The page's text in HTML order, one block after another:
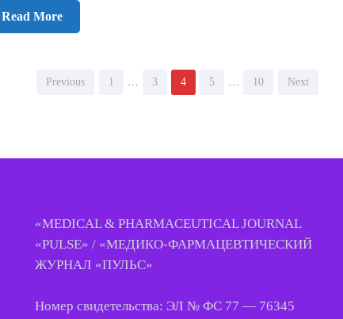
Read More
Previous Page
1 … Page
3 Page
4 Page
5 … Page
10 Next
«MEDICAL & PHARMACEUTICAL JOURNAL
«PULSE» / «МЕДИКО-ФАРМАЦЕВТИЧЕСКИЙ
ЖУРНАЛ «ПУЛЬС»
Номер свидетельства: ЭЛ № ФС 77 — 76345